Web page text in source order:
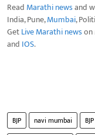
Read Marathi newsand
India, Pune,Mumbai,
GetLive Marathi newson
and IOS.
BJP navi mumbai